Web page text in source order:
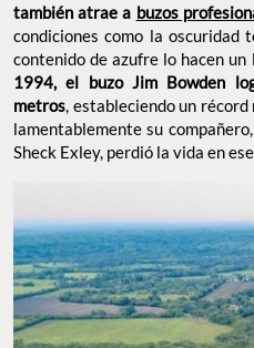
también atrae a buzos
condiciones como la
contenido de azufre lo hacen
1994, el buzo Jim Bowden
metros, estableciendo un
lamentablemente su
Sheck Exley, perdió la vida en